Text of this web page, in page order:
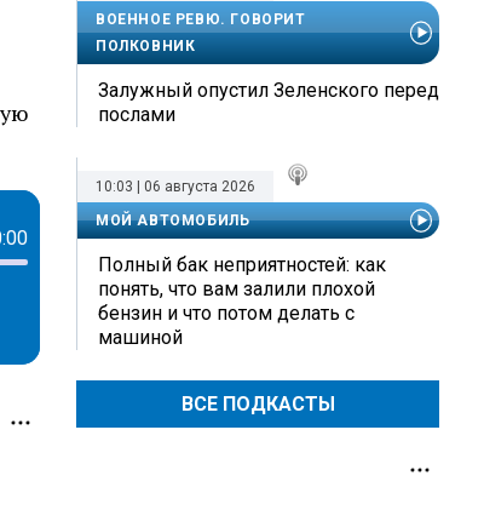
ВОЕННОЕ РЕВЮ. ГОВОРИТ
ПОЛКОВНИК
Залужный опустил Зеленского перед
послами
10:03 | 06 августа 2026
МОЙ АВТОМОБИЛЬ
Полный бак неприятностей: как
понять, что вам залили плохой
бензин и что потом делать с
машиной
ВСЕ ПОДКАСТЫ